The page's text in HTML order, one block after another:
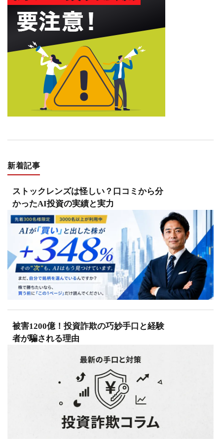
新着記事
ストックレンズは怪しい？口コミから分
かったAI投資の実績と実力
被害1200億！投資詐欺の巧妙手口と経験
者が騙される理由